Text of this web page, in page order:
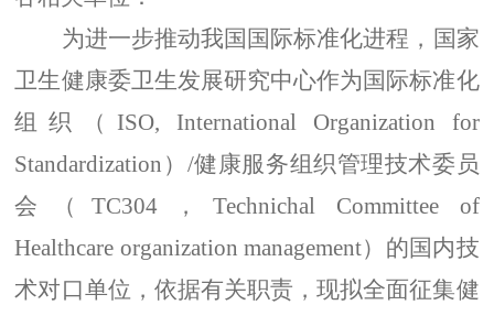
为进一步推动我国国际标准化进程，国家
卫生健康委卫生发展研究中心作为国际标准化
组织（ ISO, International Organization for
Standardization ） /健康服务组织管理技术委员
会（TC304 ， Technichal Committee of
Healthcare organization management）的国内技
术对口单位，依据有关职责，现拟全面征集健